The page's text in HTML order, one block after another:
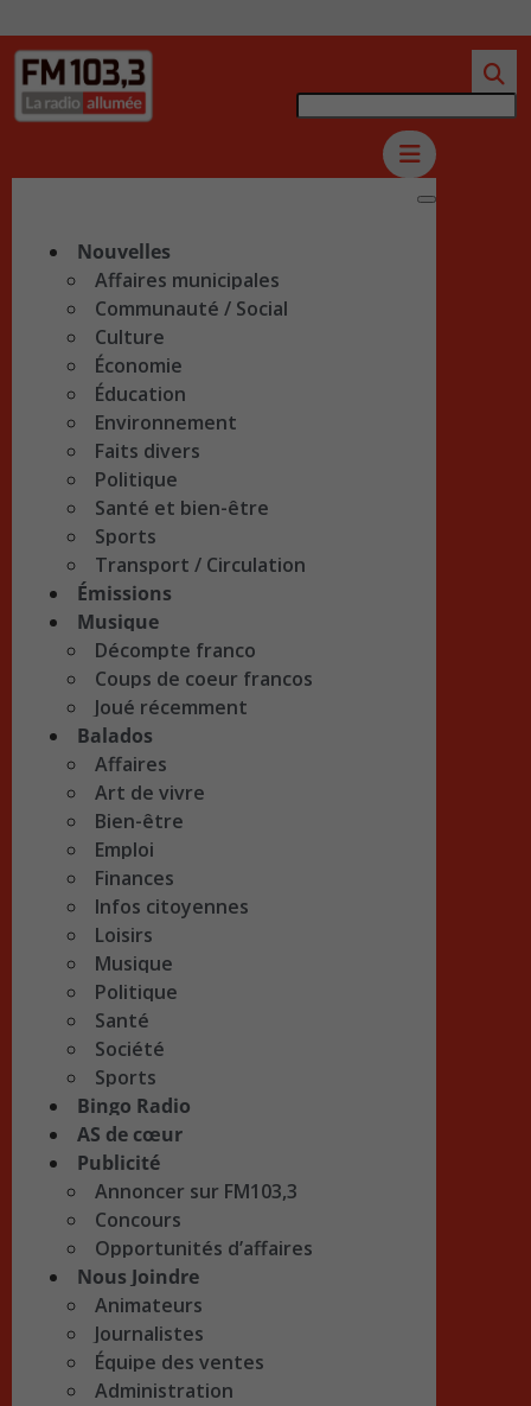
Nouvelles
Affaires municipales
Communauté / Social
Culture
Économie
Éducation
Environnement
Faits divers
Politique
Santé et bien-être
Sports
Transport / Circulation
Émissions
Musique
Décompte franco
Coups de coeur francos
Joué récemment
Balados
Affaires
Art de vivre
Bien-être
Emploi
Finances
Infos citoyennes
Loisirs
Musique
Politique
Santé
Société
Sports
Bingo Radio
AS de cœur
Publicité
Annoncer sur FM103,3
Concours
Opportunités d’affaires
Nous Joindre
Animateurs
Journalistes
Équipe des ventes
Administration